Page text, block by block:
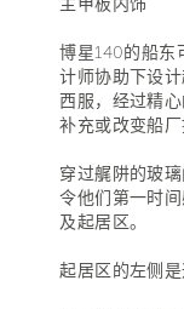
博星140的船东
计师协助下设
西服，经过精
补充或改变船厂
穿过艉阱的玻
令他们第一时
及起居区。
起居区的左侧是